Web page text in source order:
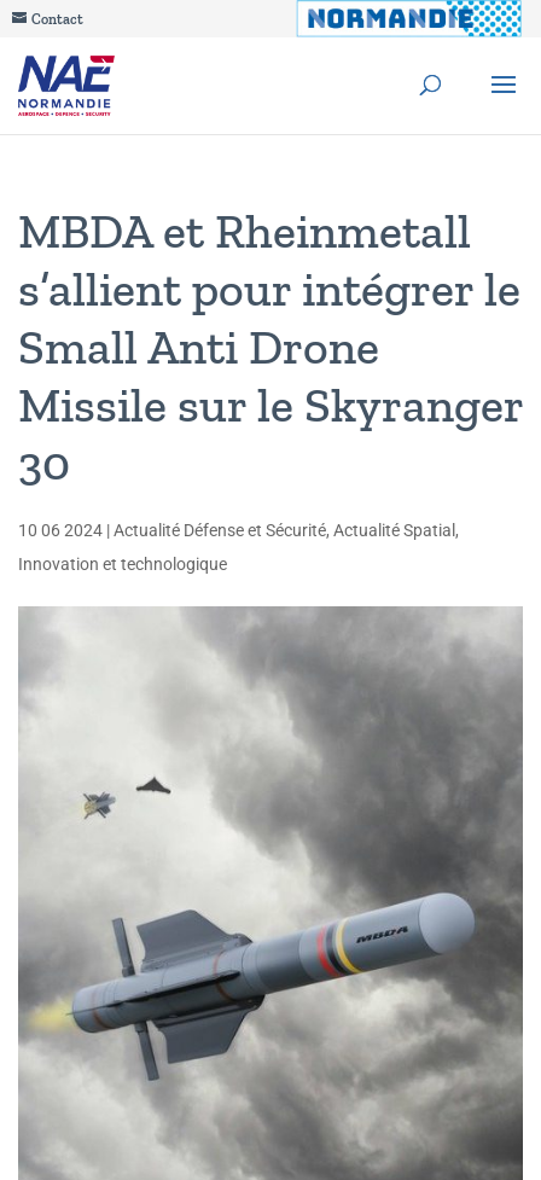
Contact
MBDA et Rheinmetall
s’allient pour intégrer le
Small Anti Drone
Missile sur le Skyranger
30
10 06 2024 |Actualité Défense et Sécurité, Actualité Spatial ,
Innovation et technologique